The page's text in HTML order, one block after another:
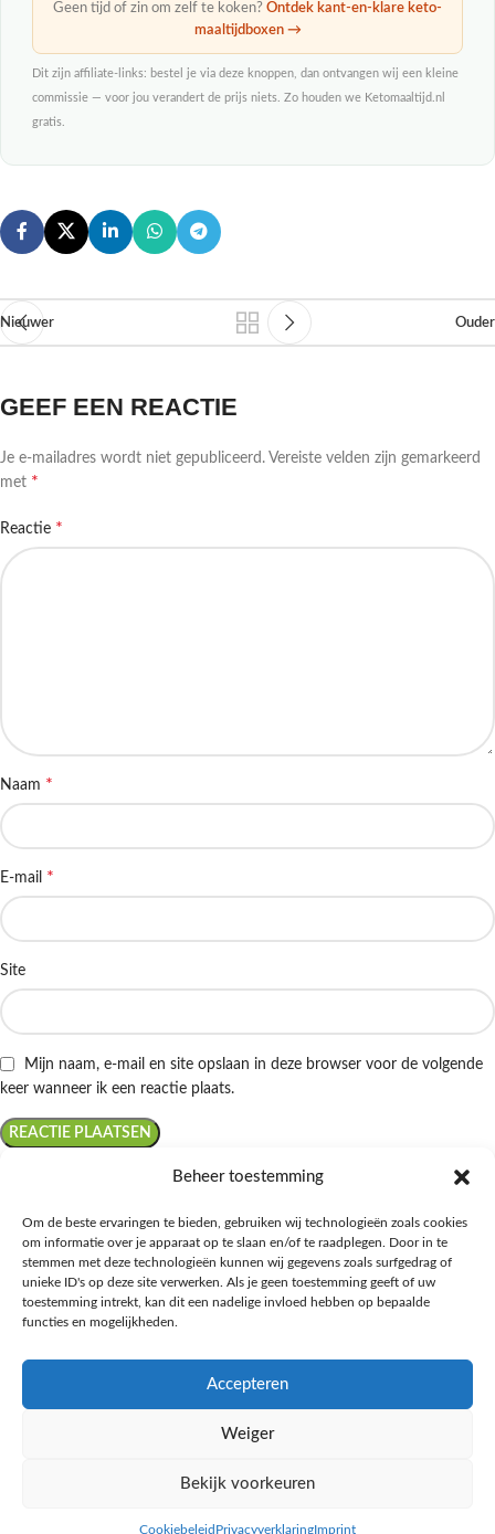
Beheer toestemming
Om de beste ervaringen te bieden, gebruiken wij technologieën zoals cookies
om informatie over je apparaat op te slaan en/of te raadplegen. Door in te
stemmen met deze technologieën kunnen wij gegevens zoals surfgedrag of
unieke ID's op deze site verwerken. Als je geen toestemming geeft of uw
toestemming intrekt, kan dit een nadelige invloed hebben op bepaalde
functies en mogelijkheden.
Accepteren
Weiger
Bekijk voorkeuren
Cookiebeleid PrivacyverklaringImprint
Geen tijd of zin om zelf te koken? Ontdek kant-en-klare keto-
maaltijdboxen →
Dit zijn affiliate-links: bestel je via deze knoppen, dan ontvangen wij een kleine
commissie — voor jou verandert de prijs niets. Zo houden we Ketomaaltijd.nl
gratis.
Nieuwer Ouder
GEEF EEN REACTIE
Je e-mailadres wordt niet gepubliceerd. Vereiste velden zijn gemarkeerd
met *
Reactie *
Naam *
E-mail *
Site
Mijn naam, e-mail en site opslaan in deze browser voor de volgende
keer wanneer ik een reactie plaats.
Ontdek de beste keto-vriendelijke keuzes van Albert Heijn, verrijk je
kennis met onze diepgaande blogs over het keto-dieet, en deel jouw
favoriete keto recepten in onze bruisende online gemeenschap!
Ketomaaltijd.nl 2025